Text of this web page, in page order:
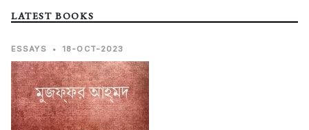
LATEST BOOKS
ESSAYS • 18-OCT-2023